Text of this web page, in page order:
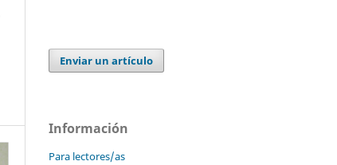
Enviar un artículo
Información
Para lectores/as